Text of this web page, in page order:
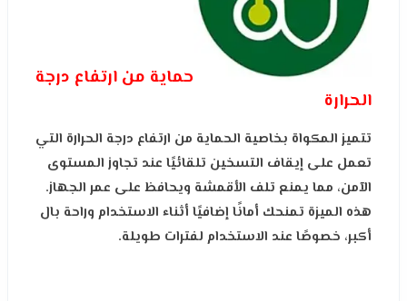
حماية من ارتفاع درجة
الحرارة
تتميز المكواة بخاصية الحماية من ارتفاع درجة الحرارة التي
تعمل على إيقاف التسخين تلقائيًا عند تجاوز المستوى
الآمن، مما يمنع تلف الأقمشة ويحافظ على عمر الجهاز.
هذه الميزة تمنحك أمانًا إضافيًا أثناء الاستخدام وراحة بال
أكبر، خصوصًا عند الاستخدام لفترات طويلة.